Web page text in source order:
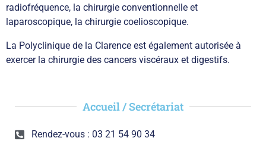
radiofréquence, la chirurgie conventionnelle et
laparoscopique, la chirurgie coelioscopique.
La Polyclinique de la Clarence est également autorisée à
exercer la chirurgie des cancers viscéraux et digestifs.
Accueil / Secrétariat
Rendez-vous : 03 21 54 90 34